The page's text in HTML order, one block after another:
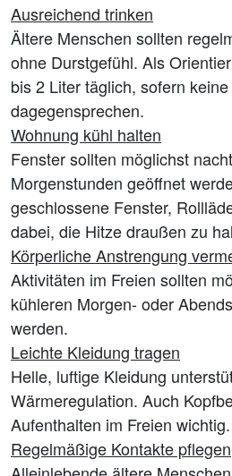
Ausreichend trinken
Ältere Menschen sollten
ohne Durstgefühl. Als
bis 2 Liter täglich, sofern
dagegensprechen.
Wohnung kühl halten
Fenster sollten möglichst
Morgenstunden geöffnet
geschlossene Fenster,
dabei, die Hitze draußen zu
Körperliche Anstrengung
Aktivitäten im Freien sollten
kühleren Morgen- oder
werden.
Leichte Kleidung tragen
Helle, luftige Kleidung
Wärmeregulation. Auch
Aufenthalten im Freien wichtig.
Regelmäßige Kontakte pflegen